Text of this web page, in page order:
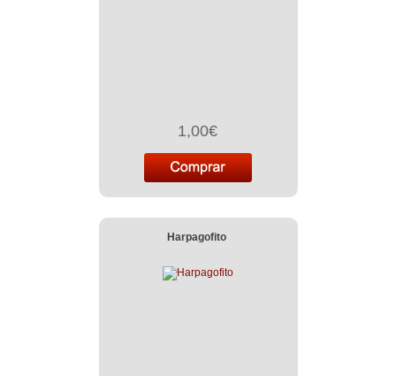
1,00€
Harpagofito